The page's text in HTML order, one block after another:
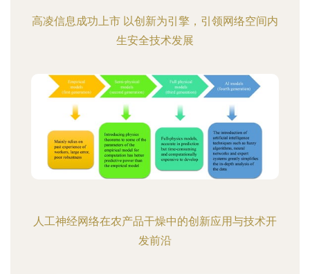
高凌信息成功上市 以创新为引擎，引领网络空间内
生安全技术发展
人工神经网络在农产品干燥中的创新应用与技术开
发前沿